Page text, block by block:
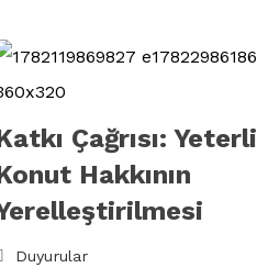
Çağrısı: Yeterli
Hakkının
Duyurular